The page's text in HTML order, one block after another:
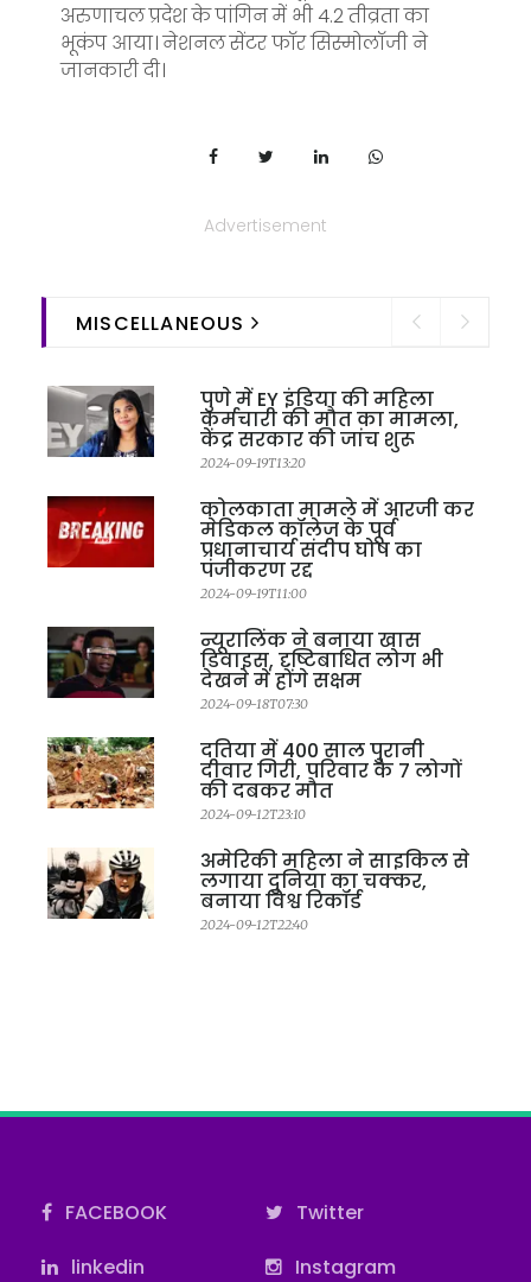
अरुणाचल प्रदेश के पांगिन में भी 4.2 तीव्रता का
भूकंप आया। नेशनल सेंटर फॉर सिस्मोलॉजी ने
जानकारी दी।
Advertisement
MISCELLANEOUS
पुणे में EY इंडिया की महिला
कर्मचारी की मौत का मामला,
केंद्र सरकार की जांच शुरू
2024-09-19T13:20
कोलकाता मामले में आरजी कर
मेडिकल कॉलेज के पूर्व
प्रधानाचार्य संदीप घोष का
पंजीकरण रद्द
2024-09-19T11:00
न्यूरालिंक ने बनाया खास
डिवाइस, दृष्टिबाधित लोग भी
देखने में होंगे सक्षम
2024-09-18T07:30
दतिया में 400 साल पुरानी
दीवार गिरी, परिवार के 7 लोगों
की दबकर मौत
2024-09-12T23:10
अमेरिकी महिला ने साइकिल से
लगाया दुनिया का चक्कर,
बनाया विश्व रिकॉर्ड
2024-09-12T22:40
FACEBOOK
Twitter
linkedin
Instagram